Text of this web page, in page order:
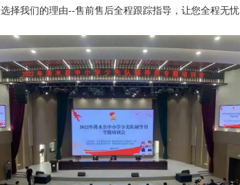
选择我们的理由--售前售后全程跟踪指导，让您全程无忧